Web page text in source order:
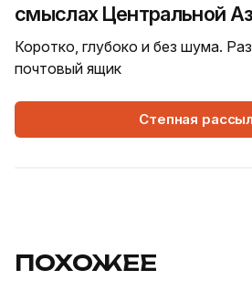
смыслах Центральной
Коротко, глубоко и без шума.
почтовый ящик
Степная
ПОХОЖЕЕ